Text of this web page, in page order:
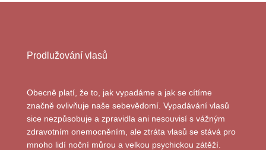
Prodlužování vlasů
Obecně platí, že to, jak vypadáme a jak se cítíme
značně ovlivňuje naše sebevědomí. Vypadávání vlasů
sice nezpůsobuje a zpravidla ani nesouvisí s vážným
zdravotním onemocněním, ale ztráta vlasů se stává pro
mnoho lidí noční můrou a velkou psychickou zátěží.